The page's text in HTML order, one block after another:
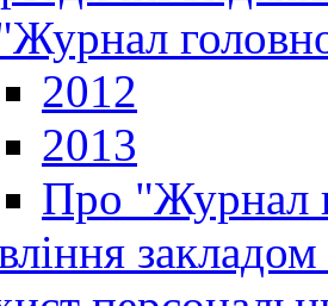
2012
2013
Про "Журнал